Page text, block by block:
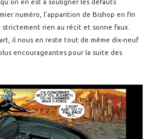
en est à souligner les défauts
numéro, l'apparition de Bishop en fin
rien au récit et sonne faux.
il nous en reste tout de même dix-neuf.
encourageantes pour la suite des